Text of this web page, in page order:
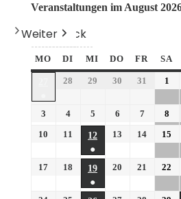
Veranstaltungen im August
Zurück
Heute
Weiter
MO DI MI DO FR SA
28 29 30 31 1
3 4 5 6 7 8
10
11
12
●
13 14 15
17 18
19
●
20 21 22